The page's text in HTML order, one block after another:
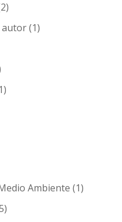
autor(1)
Ambiente (1)